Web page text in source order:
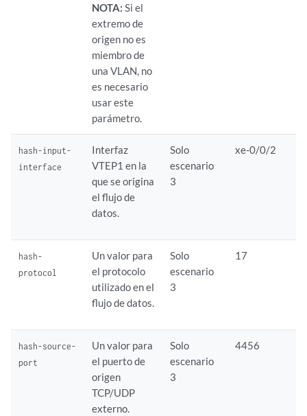
NOTA: Si el
extremo de
origen no es
miembro de
una VLAN, no
es necesario
usar este
parámetro.
hash-input-
interface
Interfaz
VTEP1 en la
que se origina
el flujo de
datos.
Solo
escenario
3
xe-0/0/2
hash-
protocol
Un valor para
el protocolo
utilizado en el
flujo de datos.
Solo
escenario
3
17
hash-source-
port
Un valor para
el puerto de
origen
TCP/UDP
externo.
Solo
escenario
3
4456